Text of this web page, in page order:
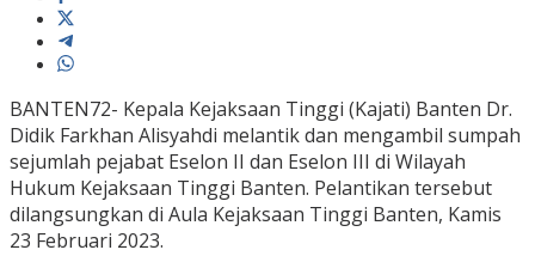
BANTEN72- Kepala Kejaksaan Tinggi (Kajati) Banten Dr.
Didik Farkhan Alisyahdi melantik dan mengambil sumpah
sejumlah pejabat Eselon II dan Eselon III di Wilayah
Hukum Kejaksaan Tinggi Banten. Pelantikan tersebut
dilangsungkan di Aula Kejaksaan Tinggi Banten, Kamis
23 Februari 2023.